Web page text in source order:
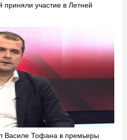
участие в Летней
Василе Тофана в премьеры